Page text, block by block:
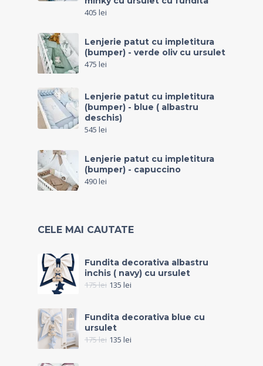
405 lei
Lenjerie patut cu impletitura
(bumper) - verde oliv cu ursulet
475 lei
Lenjerie patut cu impletitura
(bumper) - blue ( albastru
deschis)
545 lei
Lenjerie patut cu impletitura
(bumper) - capuccino
490lei
CELE MAI CAUTATE
Fundita decorativa albastru
inchis ( navy) cu ursulet
175lei 135 lei
Fundita decorativa blue cu
ursulet
175lei 135 lei